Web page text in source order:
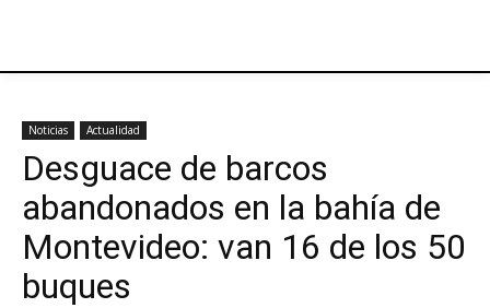
Noticias Actualidad
Desguace de barcos
abandonados en la bahía de
Montevideo: van 16 de los 50
buques